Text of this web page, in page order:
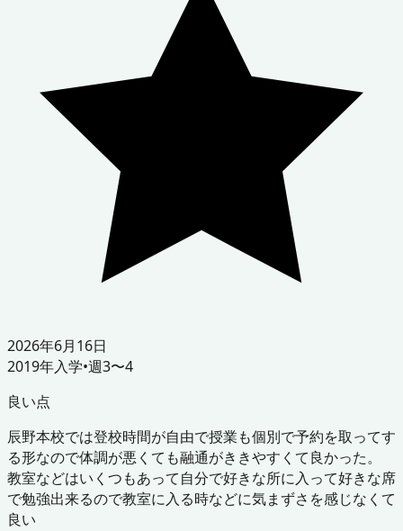
2026年6月16日
2019年入学•週3〜4
良い点
辰野本校では登校時間が自由で授業も個別で予約を取ってす
る形なので体調が悪くても融通がききやすくて良かった。
教室などはいくつもあって自分で好きな所に入って好きな席
で勉強出来るので教室に入る時などに気まずさを感じなくて
良い